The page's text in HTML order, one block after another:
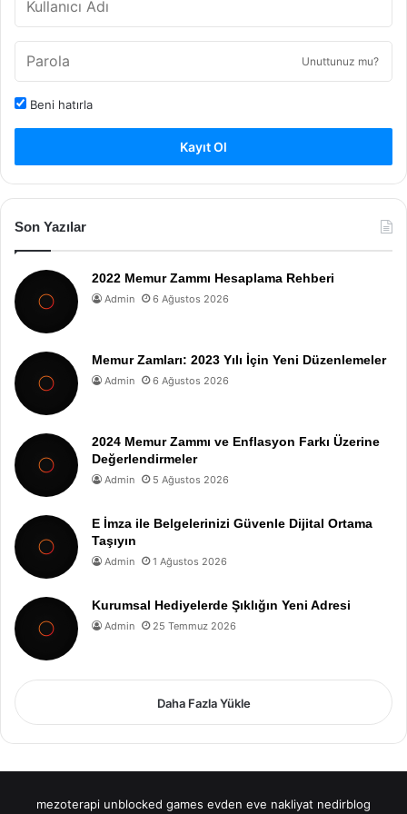
Unuttunuz mu?
Beni hatırla
Kayıt Ol
Son Yazılar
2022 Memur Zammı Hesaplama Rehberi
Admin 6 Ağustos 2026
Memur Zamları: 2023 Yılı İçin Yeni Düzenlemeler
Admin 6 Ağustos 2026
2024 Memur Zammı ve Enflasyon Farkı Üzerine
Değerlendirmeler
Admin 5 Ağustos 2026
E İmza ile Belgelerinizi Güvenle Dijital Ortama
Taşıyın
Admin 1 Ağustos 2026
Kurumsal Hediyelerde Şıklığın Yeni Adresi
Admin 25 Temmuz 2026
Daha Fazla Yükle
mezoterapi unblocked games evden eve nakliyat nedirblog